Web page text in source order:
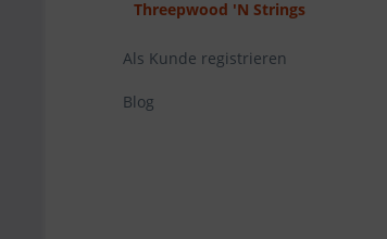
Threepwood 'N Strings
Als Kunde registrieren
Blog